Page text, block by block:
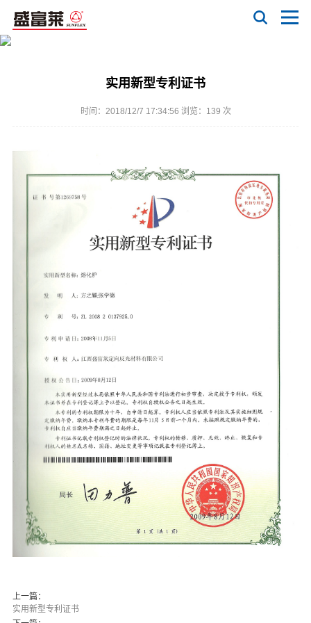
实用新型专利证书
时间：2018/12/7 17:34:56 浏览： 139 次
上一篇：
实用新型专利证书